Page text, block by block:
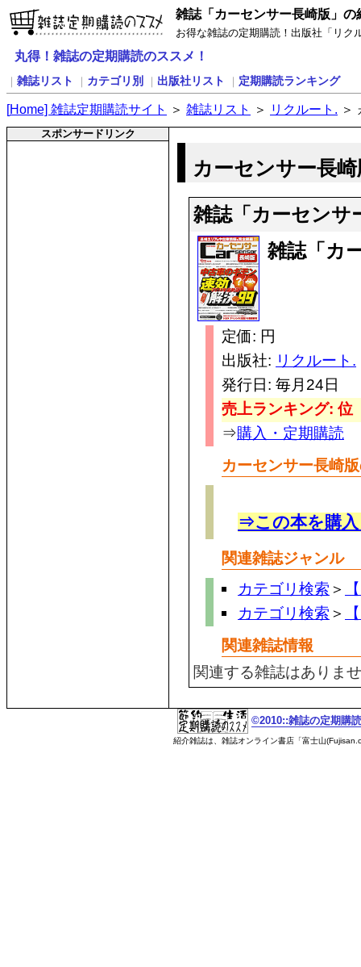
雑誌「カーセンサー長崎版」の
お得な雑誌の定期購読！出版社「リク
丸得！雑誌の定期購読のススメ！
雑誌リスト カテゴリ別 出版社リスト 定期購読ランキング
[Home] 雑誌定期購読サイト ＞ 雑誌リスト ＞ リクルート. ＞
スポンサードリンク
カーセンサー長
雑誌「カーセンサ
雑誌「カ
定価: 円
出版社: リクルート.
発行日: 毎月24日
売上ランキング: 位
⇒購入・定期購読
カーセンサー長崎
⇒この本を購
関連雑誌ジャンル
カテゴリ検索 ＞
カテゴリ検索 ＞
関連雑誌情報
関連する雑誌はありま
©2010::雑誌の定期購
紹介雑誌は、雑誌オンライン書店「富士山